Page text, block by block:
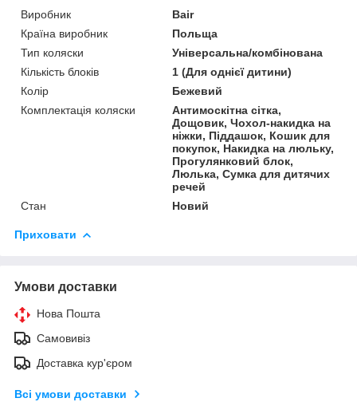
Виробник
Bair
Країна виробник
Польща
Тип коляски
Універсальна/комбінована
Кількість блоків
1 (Для однієї дитини)
Колір
Бежевий
Комплектація коляски
Антимоскітна сітка,
Дощовик, Чохол-накидка на
ніжки, Піддашок, Кошик для
покупок, Накидка на люльку,
Прогулянковий блок,
Люлька, Сумка для дитячих
речей
Стан
Новий
Приховати
Умови доставки
Нова Пошта
Самовивіз
Доставка кур'єром
Всі умови доставки